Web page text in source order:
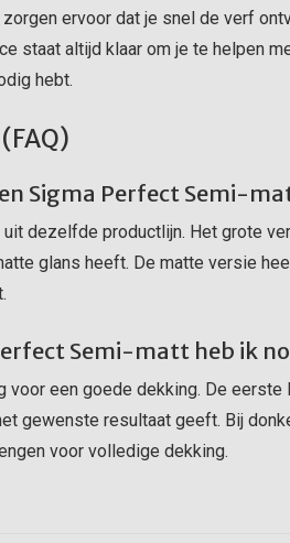
ervoor dat je snel de verf
staat altijd klaar om je te helpen
hebt.
Sigma Perfect Semi-
dezelfde productlijn. Het grote
glans heeft. De matte versie
Semi-matt heb ik
voor een goede dekking. De
gewenste resultaat geeft. Bij
voor volledige dekking.